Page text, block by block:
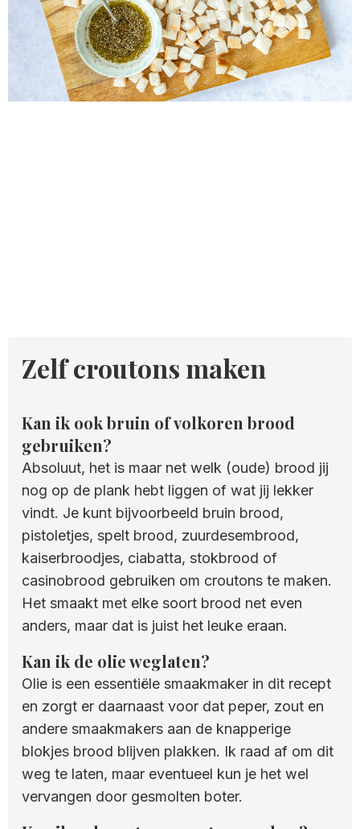
Zelf croutons maken
Kan ik ook bruin of volkoren brood
gebruiken?
Absoluut, het is maar net welk (oude) brood jij
nog op de plank hebt liggen of wat jij lekker
vindt. Je kunt bijvoorbeeld bruin brood,
pistoletjes, spelt brood, zuurdesembrood,
kaiserbroodjes, ciabatta, stokbrood of
casinobrood gebruiken om croutons te maken.
Het smaakt met elke soort brood net even
anders, maar dat is juist het leuke eraan.
Kan ik de olie weglaten?
Olie is een essentiële smaakmaker in dit recept
en zorgt er daarnaast voor dat peper, zout en
andere smaakmakers aan de knapperige
blokjes brood blijven plakken. Ik raad af om dit
weg te laten, maar eventueel kun je het wel
vervangen door gesmolten boter.